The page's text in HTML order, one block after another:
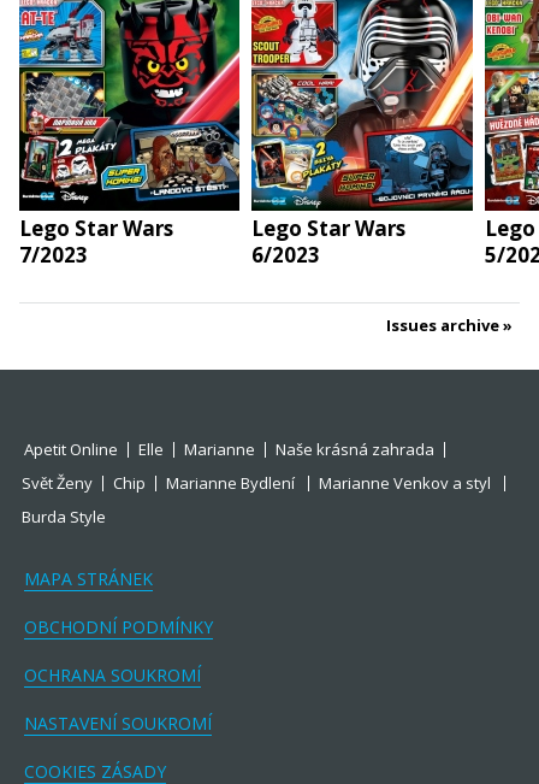
Lego Star Wars
7/2023
Lego Star Wars
6/2023
5/
Issues archive
Apetit Online Elle Marianne
Naše krásná zahrada
Svět Ženy
Chip Marianne Bydlení
Marianne Venkov a styl
Burda Style
MAPA STRÁNEK
OBCHODNÍ PODMÍNKY
OCHRANA SOUKROMÍ
NASTAVENÍ SOUKROMÍ
COOKIES ZÁSADY